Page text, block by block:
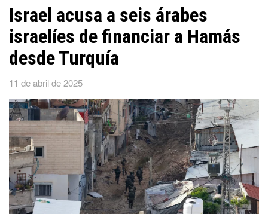
Israel acusa a seis árabes
israelíes de financiar a Hamás
desde Turquía
11 de abril de 2025